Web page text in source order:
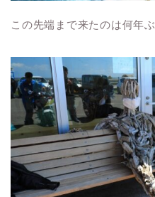
この先端まで来たのは何年